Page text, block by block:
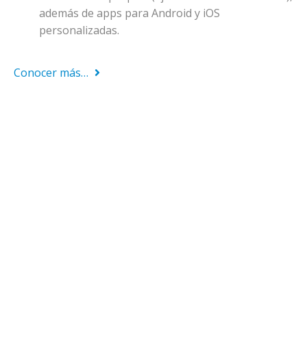
además de apps para Android y iOS
personalizadas.
Conocer más…